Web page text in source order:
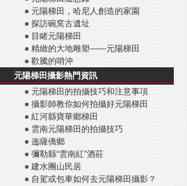
元陽梯田，哈尼人創造的家園
探訪碗窯古遺址
目睹元陽梯田
精緻的大地雕塑——元陽梯田
歡騰的哨沖
元陽梯田攝影熱門資訊
元陽梯田的拍攝技巧和注意事項
攝影師教你如何拍攝好元陽梯田
紅河縣寶華鄉梯田
雲南元陽梯田的拍攝技巧
迤薩僑鄉
彌勒縣“雲南紅”酒莊
建水團山民居
自駕或包車如何去元陽梯田攝影？